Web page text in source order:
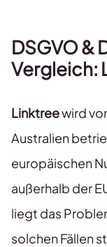
DSGVO &
Vergleich:
Linktreewird
Australien
europäischen
außerhalb der
liegt das
solchen Fällen